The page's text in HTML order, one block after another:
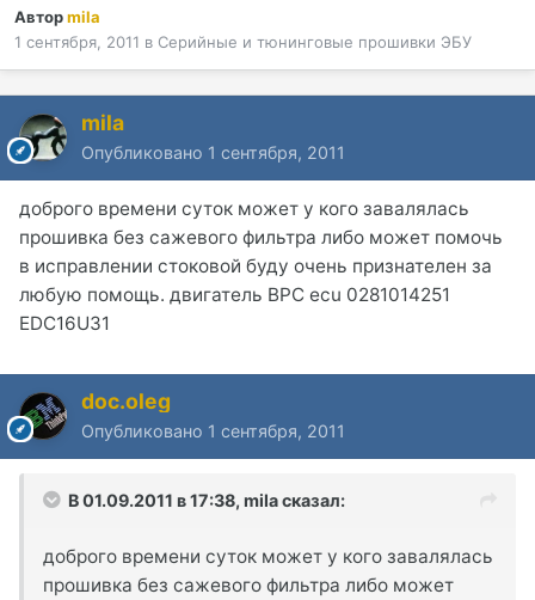
Авторmila
1 сентября, 2011 в Серийные и тюнинговые прошивки ЭБУ
mila
Опубликовано 1 сентября, 2011
доброго времени суток может у кого завалялась
прошивка без сажевого фильтра либо может помочь
в исправлении стоковой буду очень признателен за
любую помощь. двигатель BPC ecu 0281014251
EDC16U31
doc.oleg
Опубликовано 1 сентября, 2011
В 01.09.2011 в 17:38, mila сказал:
доброго времени суток может у кого завалялась
прошивка без сажевого фильтра либо может